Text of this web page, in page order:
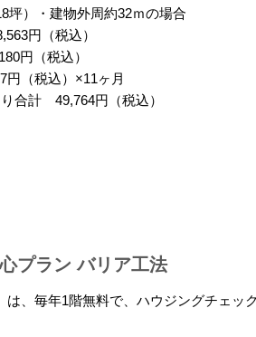
坪）・建物外周約32ｍの場合
円（税込）
円（税込）
（税込）×11ヶ月
合計 49,764円（税込）
プラン バリア工法
は、毎年1階無料で、ハウジングチェッ